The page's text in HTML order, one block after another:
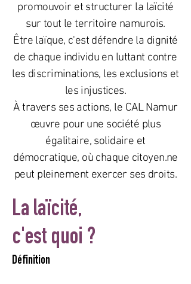
promouvoir et structurer la laïcité
sur tout le territoire namurois.
Être laïque, c'est défendre la dignité
de chaque individu en luttant contre
les discriminations, les exclusions et
les injustices.
À travers ses actions, le CAL Namur
œuvre pour une société plus
égalitaire, solidaire et
démocratique, où chaque citoyen.ne
peut pleinement exercer ses droits.
La laïcité,
c'est quoi ?
Définition